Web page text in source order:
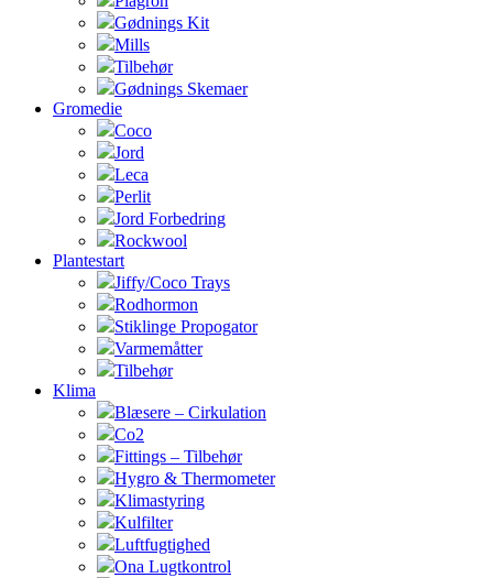
Gødnings Kit
Mills
Tilbehør
Gødnings Skemaer
Gromedie
Coco
Jord
Leca
Perlit
Jord Forbedring
Rockwool
Plantestart
Jiffy/Coco Trays
Rodhormon
Stiklinge Propogator
Varmemåtter
Tilbehør
Klima
Blæsere – Cirkulation
Co2
Fittings – Tilbehør
Hygro & Thermometer
Klimastyring
Kulfilter
Luftfugtighed
Ona Lugtkontrol